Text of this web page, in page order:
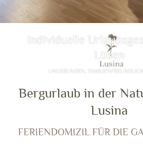
Individuelle
Lüsen
UNGEBUNDEN,
Bergurlaub in der
Lusina
FERIENDOMIZIL FÜR DIE